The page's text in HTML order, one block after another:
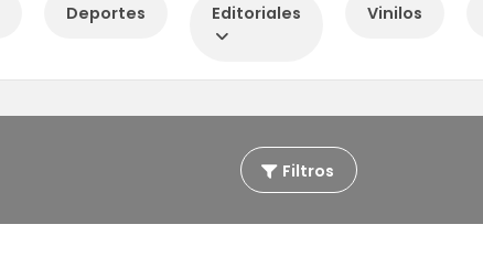
Deportes Editoriales Vinilos
Filtros